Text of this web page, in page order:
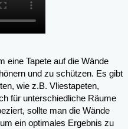
eine Tapete auf die Wände
und zu schützen. Es gibt
wie z.B. Vliestapeten,
für unterschiedliche Räume
sollte man die Wände
ein optimales Ergebnis zu